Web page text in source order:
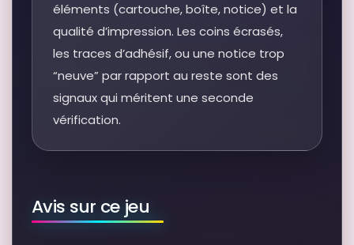
éléments (cartouche, boîte, notice) et la
qualité d’impression. Les coins écrasés,
les traces d’adhésif, ou une notice trop
“neuve” par rapport au reste sont des
signaux qui méritent une seconde
vérification.
Avis sur ce jeu